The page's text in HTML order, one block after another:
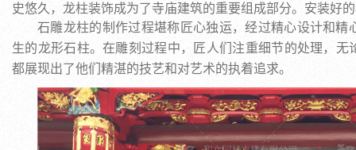
史悠久，龙柱装饰成为了寺庙建筑的重要组成部分。安装好
石雕龙柱的制作过程堪称匠心独运，经过精心设计和
生的龙形石柱。在雕刻过程中，匠人们注重细节的处理，
都展现出了他们精湛的技艺和对艺术的执着追求。